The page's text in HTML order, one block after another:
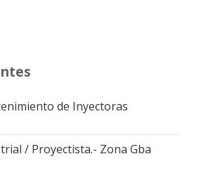
de Inyectoras
/ Proyectista.- Zona Gba